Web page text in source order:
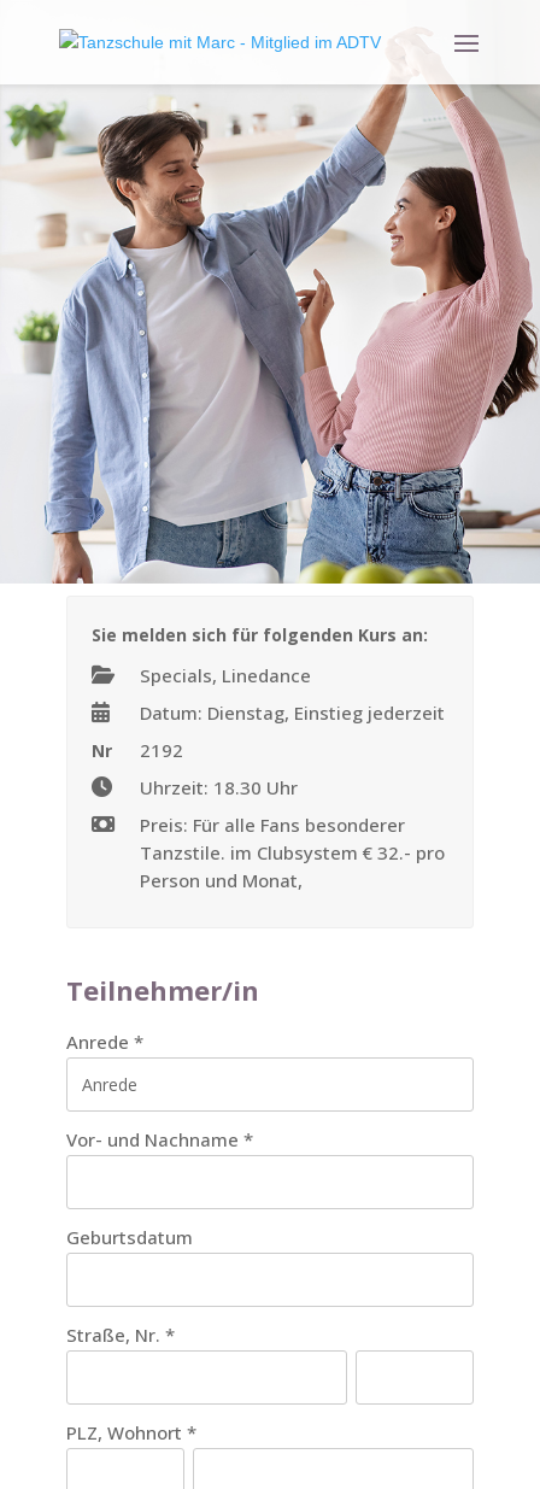
Sie melden sich für folgenden Kurs an:
Specials, Linedance
Datum: Dienstag, Einstieg jederzeit
Nr
2192
Uhrzeit: 18.30 Uhr
Preis: Für alle Fans besonderer
Tanzstile. im Clubsystem € 32.- pro
Person und Monat,
Teilnehmer/in
Anrede *
Vor- und Nachname *
Geburtsdatum
Straße, Nr. *
PLZ, Wohnort *